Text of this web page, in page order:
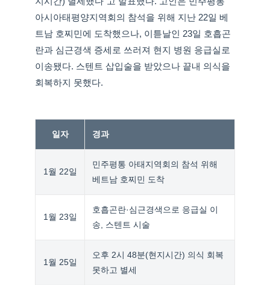
아시아태평양지역회의 참석을 위해 지난 22일 베
트남 호찌민에 도착했으나, 이튿날인 23일 호흡곤
란과 심근경색 증세로 쓰러져 현지 병원 응급실로
이송됐다. 스텐트 삽입술을 받았으나 끝내 의식을
회복하지 못했다.
일자 경과
1월 22일
민주평통 아태지역회의 참석 위해
베트남 호찌민 도착
1월 23일
호흡곤란·심근경색으로 응급실 이
송, 스텐트 시술
1월 25일
오후 2시 48분(현지시간) 의식 회복
못하고 별세